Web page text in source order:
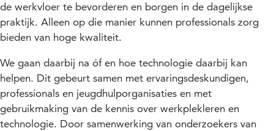
de werkvloer te bevorderen en borgen in de dagelijkse
praktijk. Alleen op die manier kunnen professionals zorg
bieden van hoge kwaliteit.
We gaan daarbij na óf en hoe technologie daarbij kan
helpen. Dit gebeurt samen met ervaringsdeskundigen,
professionals en jeugdhulporganisaties en met
gebruikmaking van de kennis over werkplekleren en
technologie. Door samenwerking van onderzoekers van